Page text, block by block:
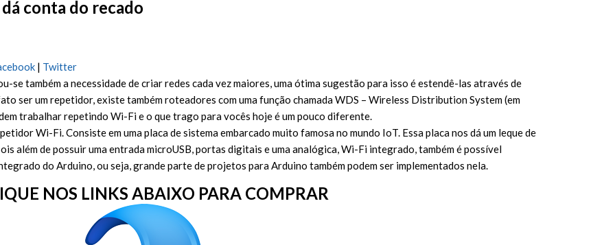
conta do recado
| Twitter
se também a necessidade de criar redes cada vez maiores, uma ótima sugestão para isso é estendê-las através de
ser um repetidor, existe também roteadores com uma função chamada WDS – Wireless Distribution System (em
trabalhar repetindo Wi-Fi e o que trago para vocês hoje é um pouco diferente.
Wi-Fi. Consiste em uma placa de sistema embarcado muito famosa no mundo IoT. Essa placa nos dá um leque de
além de possuir uma entrada microUSB, portas digitais e uma analógica, Wi-Fi integrado, também é possível
do Arduino, ou seja, grande parte de projetos para Arduino também podem ser implementados nela.
NOS LINKS ABAIXO PARA COMPRAR